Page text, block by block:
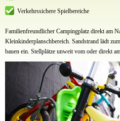
Verkehrssichere Spielbereiche
Familienfreundlicher Campingplatz direkt am
Kleinkinderplanschbereich. Sandstrand lädt
bauen ein. Stellplätze unweit vom oder direkt